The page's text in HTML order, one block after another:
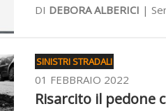
DI DEBORA ALBERICI |
SINISTRI STRADALI
01 FEBBRAIO 2022
Risarcito il pedone